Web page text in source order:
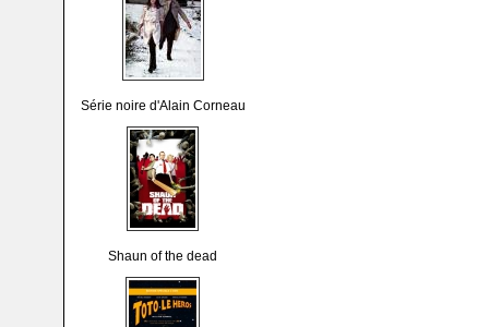
Série noire d'Alain Corneau
Shaun of the dead